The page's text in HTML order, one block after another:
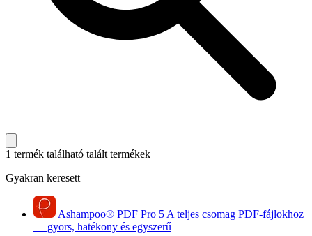
1 termék található talált termékek
Gyakran keresett
Ashampoo® PDF Pro 5 A teljes csomag PDF-fájlokhoz
— gyors, hatékony és egyszerű